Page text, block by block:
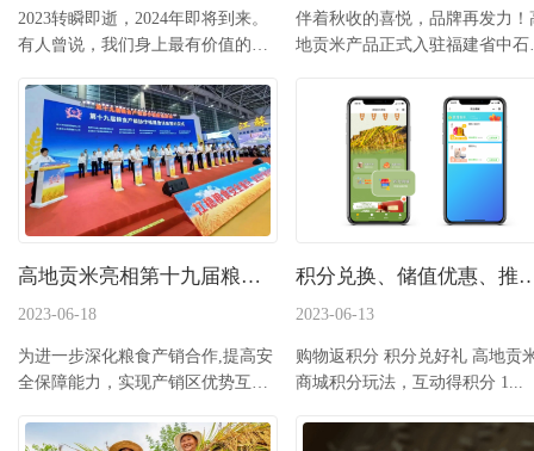
2023转瞬即逝，2024年即将到来。
有人曾说，我们身上最有价值的东
伴着秋收的喜悦，品牌再发力！
地贡米产品正式入驻福建省中石
高地贡米亮相第十九届粮食产销协作洽谈会！
2023-06-18
为进一步深化粮食产销合作,提高安
全保障能力，实现产销区优势互补
积分兑换、储值优惠、
2023-06-13
购物返积分 积分兑好礼‍‍‍‍‍‍ 高地贡米
商城积分玩法，互动得积分 1...